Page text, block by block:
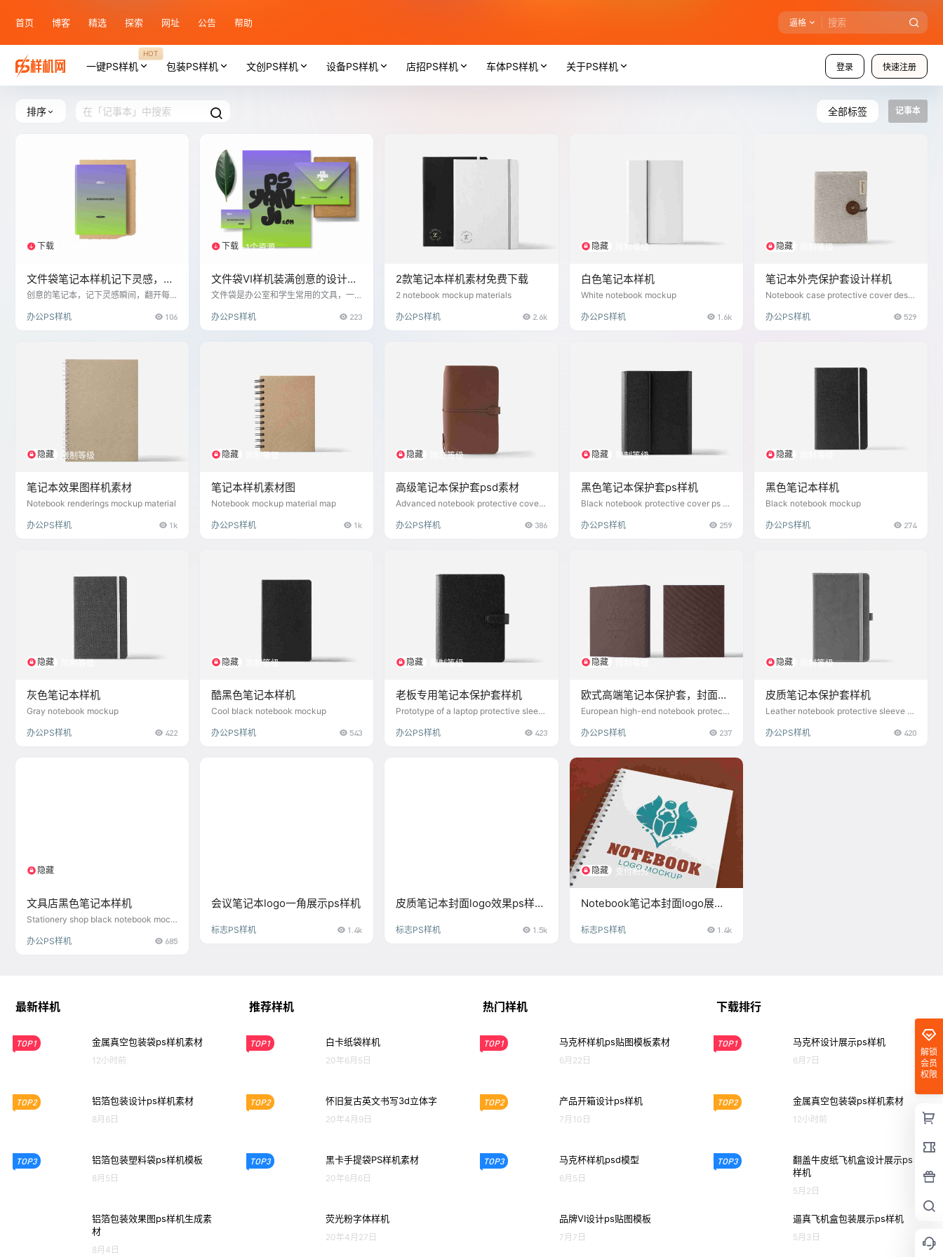
首页 博客 精选 探索 网址 公告 帮助 逼格
登录 快速注册
一键PS样机
HOT
包装PS样机 文创PS样机 设备PS样机 店招PS样机 车体PS样机 关于PS样机
排序 全部标签 记事本
下载
文件袋笔记本样机记下灵感，翻
开新意
创意的笔记本，记下灵感瞬间，翻开每
办公PS样机
106
下载 1个资源
文件袋VI样机装满创意的设计神
器
文件袋是办公室和学生常用的文具，一
质物品。然而，如果设计师给文件袋加
入一些创意元素，可以使其变成一个设
看起来更加时尚和吸引人。可以考虑使
用简约的线条和几何图形，或是搭配一
些流行的元素和图案，使得文件袋与众
不同。其次，设计师可以在文件袋的功
能上进行创新。例如，可以在…
办公PS样机 223
2款笔记本样机素材免费下载
2 notebook mockup materials
办公PS样机 2.6k
隐藏 限制等级
白色笔记本样机
White notebook mockup
办公PS样机 1.6k
隐藏 限制等级
笔记本外壳保护套设计样机
Notebook case protective cover desig
办公PS样机
529
隐藏 限制等级
笔记本效果图样机素材
Notebook renderings mockup material
办公PS样机 1k
隐藏 限制等级
笔记本样机素材图
Notebook mockup material map
办公PS样机 1k
隐藏 限制等级
高级笔记本保护套psd素材
Advanced notebook protective cover
办公PS样机
386
隐藏 限制等级
黑色笔记本保护套ps样机
Black notebook protective cover ps m
办公PS样机
259
隐藏
黑色笔记本样机
Black notebook mockup
办公PS样机 274
隐藏
灰色笔记本样机
Gray notebook mockup
办公PS样机 422
隐藏 限制等级
酷黑色笔记本样机
Cool black notebook mockup
办公PS样机 543
隐藏 限制等级
老板专用笔记本保护套样机
Prototype of a laptop protective sleev
办公PS样机
423
隐藏
欧式高端笔记本保护套，封面设
计样机素材
European high-end notebook protecti
al
办公PS样机 237
隐藏 限制等级
皮质笔记本保护套样机
Leather notebook protective sleeve m
办公PS样机
420
隐藏
文具店黑色笔记本样机
Stationery shop black notebook mock
办公PS样机
685
会议笔记本logo一角展示ps样机
标志PS样机 1.4k
皮质笔记本封面logo效果ps样机
标志PS样机 1.5k
隐藏 支付积分
Notebook笔记本封面logo展示
标志PS样机 1.4k
解锁
会员
权限
最新样机
TOP1 金属真空包装袋ps样机素材
12小时前
TOP2 铝箔包装设计ps样机素材
8月6日
TOP3 铝箔包装塑料袋ps样机模板
8月5日
铝箔包装效果图ps样机生成素
材
8月4日
推荐样机
TOP1 白卡纸袋样机
20年6月5日
TOP2 怀旧复古英文书写3d立体字
20年4月9日
TOP3 黑卡手提袋PS样机素材
20年6月6日
荧光粉字体样机
20年4月27日
热门样机
TOP1 马克杯样机ps贴图模板素材
6月22日
TOP2 产品开箱设计ps样机
7月10日
TOP3 马克杯样机psd模型
6月5日
品牌VI设计ps贴图模板
7月7日
下载排行
TOP1 马克杯设计展示ps样机
6月7日
TOP2 金属真空包装袋ps样机素材
12小时前
TOP3
翻盖牛皮纸飞机盒设计展示ps
样机
5月2日
逼真飞机盒包装展示ps样机
5月3日